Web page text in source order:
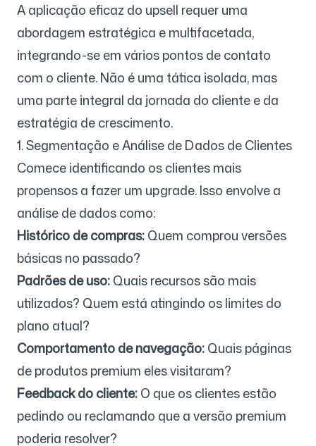
A aplicação eficaz do upsell requer uma
abordagem estratégica e multifacetada,
integrando-se em vários pontos de contato
com o cliente. Não é uma tática isolada, mas
uma parte integral da jornada do cliente e da
estratégia de crescimento.
1. Segmentação e Análise de Dados de Clientes
Comece identificando os clientes mais
propensos a fazer um upgrade. Isso envolve a
análise de dados como:
Histórico de compras:Quem comprou versões
básicas no passado?
Padrões de uso:Quais recursos são mais
utilizados? Quem está atingindo os limites do
plano atual?
Comportamento de navegação:Quais páginas
de produtos premium eles visitaram?
Feedback do cliente:O que os clientes estão
pedindo ou reclamando que a versão premium
poderia resolver?